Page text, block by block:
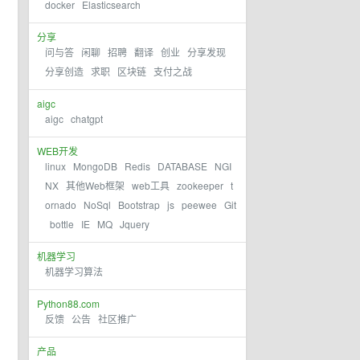
docker Elasticsearch
分享
问与答 闲聊 招聘 翻译 创业 分享发现
分享创造 求职 区块链 支付之战
aigc
aigc chatgpt
WEB开发
linux MongoDB Redis DATABASE
NGI
NX 其他Web框架 web工具 zookeeper t
ornado
NoSql Bootstrap js peewee Git
bottle
IE MQ Jquery
机器学习
机器学习算法
Python88.com
反馈 公告 社区推广
产品